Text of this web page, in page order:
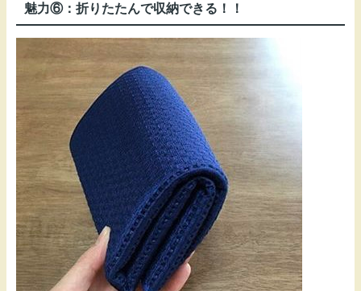
魅力⑥：折りたたんで収納できる！！